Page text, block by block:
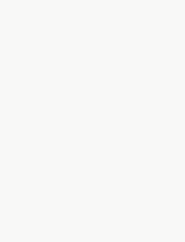
Я безгранично
Общение с тобой
Твой талант
Я всегда
У тебя есть